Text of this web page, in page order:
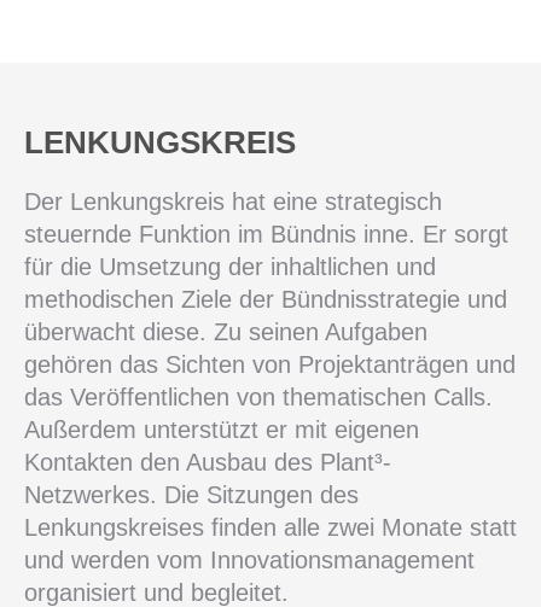
LENKUNGSKREIS
Der Lenkungskreis hat eine strategisch
steuernde Funktion im Bündnis inne. Er sorgt
für die Umsetzung der inhaltlichen und
methodischen Ziele der Bündnisstrategie und
überwacht diese. Zu seinen Aufgaben
gehören das Sichten von Projektanträgen und
das Veröffentlichen von thematischen Calls.
Außerdem unterstützt er mit eigenen
Kontakten den Ausbau des Plant³-
Netzwerkes. Die Sitzungen des
Lenkungskreises finden alle zwei Monate statt
und werden vom Innovationsmanagement
organisiert und begleitet.